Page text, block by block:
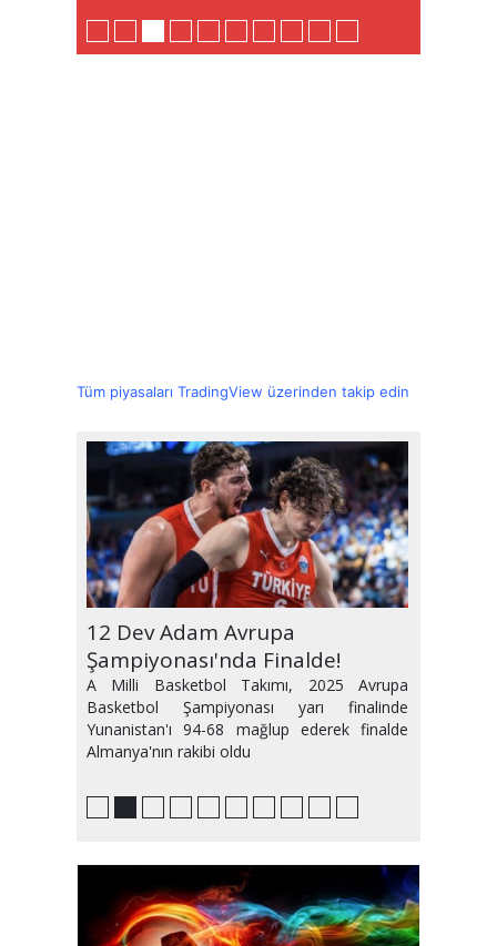
Tüm piyasaları TradingView üzerinden takip edin
Erman Toroğlu'nun İfadesi
Alındı
12 Dev Adam Avrupa
Şampiyonası'nda Finalde!
A Milli Basketbol Takımı, 2025 Avrupa
Basketbol Şampiyonası yarı finalinde
Yunanistan'ı 94-68 mağlup ederek finalde
Almanya'nın rakibi oldu
12 Dev Adam 24 Yıl Sonra Yarı
Finalde
12 Dev Adam Grubu Zirvede
Tamamladı
Transferde Son Durum
Marius ve Bola Ç.Rizespor
Maçında Olmayacak
Ramazan Ayı Maç Programı
Belli Oldu
Trabzonspor Eyüp'ü tek Golle
Geçti
Süper Lig'de Yabancı Var
Hakemi Dönemi
Kombineler Elde Kaldı